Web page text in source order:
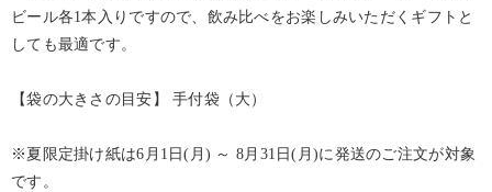
ビール各1本入りですので、飲み比べをお楽しみいただくギフトと
しても最適です。
【袋の大きさの目安】 手付袋（大）
※夏限定掛け紙は6月1日(月) ～ 8月31日(月)に発送のご注文が対象
です。